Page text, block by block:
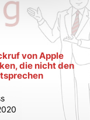
von Apple
die nicht den